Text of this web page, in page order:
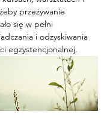
przeżywanie
się w pełni
i odzyskiwania
egzystencjonalnej.